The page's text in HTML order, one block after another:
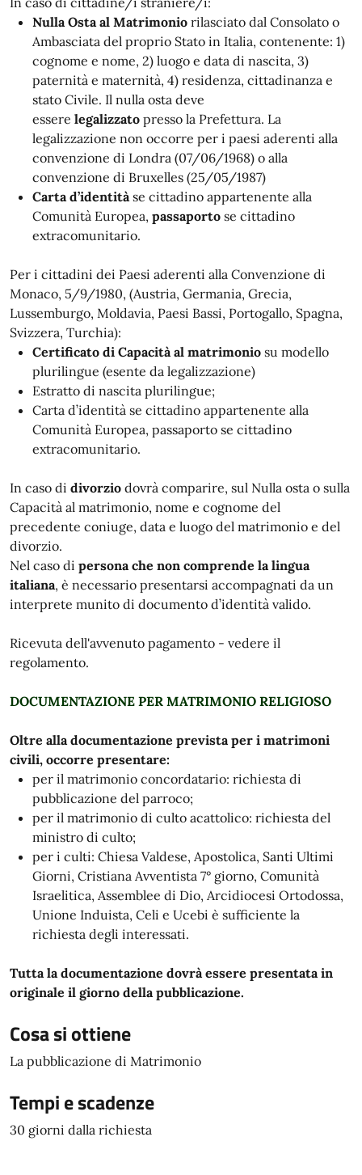
Nulla Osta al Matrimonio rilasciato dal Consolato o
Ambasciata del proprio Stato in Italia, contenente: 1)
cognome e nome, 2) luogo e data di nascita, 3)
paternità e maternità, 4) residenza, cittadinanza e
stato Civile. Il nulla osta deve
essere legalizzato presso la Prefettura. La
legalizzazione non occorre per i paesi aderenti alla
convenzione di Londra (07/06/1968) o alla
convenzione di Bruxelles (25/05/1987)
Carta d’identitàse cittadino appartenente alla
Comunità Europea, passaporto se cittadino
extracomunitario.
Per i cittadini dei Paesi aderenti alla Convenzione di
Monaco, 5/9/1980, (Austria, Germania, Grecia,
Lussemburgo, Moldavia, Paesi Bassi, Portogallo, Spagna,
Svizzera, Turchia):
Certificato di Capacità al matrimonio su modello
plurilingue (esente da legalizzazione)
Estratto di nascita plurilingue;
Carta d’identità se cittadino appartenente alla
Comunità Europea, passaporto se cittadino
extracomunitario.
In caso di divorzio dovrà comparire, sul Nulla osta o sulla
Capacità al matrimonio, nome e cognome del
precedente coniuge, data e luogo del matrimonio e del
divorzio.
Nel caso di persona che non comprende la lingua
italiana, è necessario presentarsi accompagnati da un
interprete munito di documento d’identità valido.
Ricevuta dell'avvenuto pagamento - vedere il
regolamento.
DOCUMENTAZIONE PER MATRIMONIO RELIGIOSO
Oltre alla documentazione prevista per i matrimoni
civili, occorre presentare:
per il matrimonio concordatario: richiesta di
pubblicazione del parroco;
per il matrimonio di culto acattolico: richiesta del
ministro di culto;
per i culti: Chiesa Valdese, Apostolica, Santi Ultimi
Giorni, Cristiana Avventista 7° giorno, Comunità
Israelitica, Assemblee di Dio, Arcidiocesi Ortodossa,
Unione Induista, Celi e Ucebi è sufficiente la
richiesta degli interessati.
Tutta la documentazione dovrà essere presentata in
originale il giorno della pubblicazione.
Cosa si ottiene
La pubblicazione di Matrimonio
Tempi e scadenze
30 giorni dalla richiesta